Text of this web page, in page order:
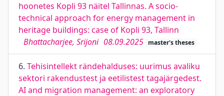
hoonetes Kopli 93 näitel Tallinnas. A socio-
technical approach for energy management in
heritage buildings: case of Kopli 93, Tallinn
Bhattacharjee, Srijoni 08.09.2025 master's theses
6. Tehisintellekt rändehalduses: uurimus avaliku
sektori rakendustest ja eetilistest tagajärgedest.
AI and migration management: an exploratory